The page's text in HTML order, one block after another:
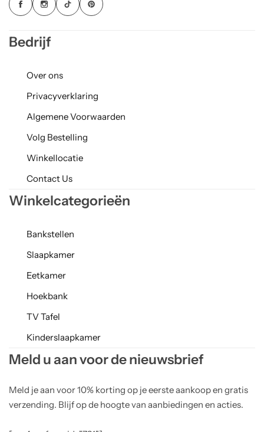
Bedrijf
Over ons
Privacyverklaring
Algemene Voorwaarden
Volg Bestelling
Winkellocatie
Contact Us
Winkelcategorieën
Bankstellen
Slaapkamer
Eetkamer
Hoekbank
TV Tafel
Kinderslaapkamer
Meld u aan voor de nieuwsbrief
Meld je aan voor 10% korting op je eerste aankoop en gratis
verzending. Blijf op de hoogte van aanbiedingen en acties.